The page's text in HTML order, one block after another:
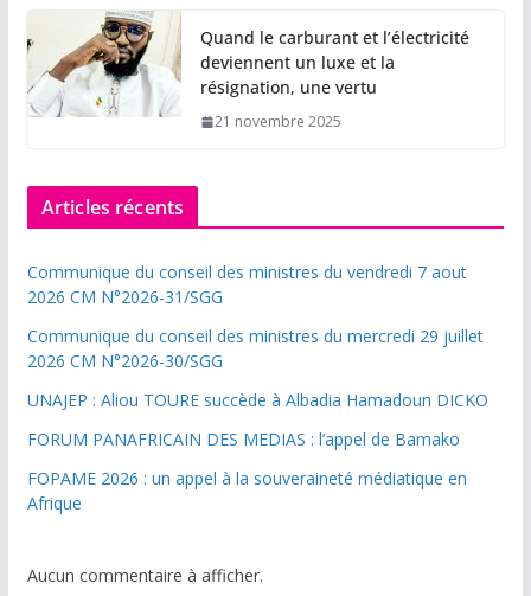
Quand le carburant et l’électricité
deviennent un luxe et la
résignation, une vertu
21 novembre 2025
Articles récents
Communique du conseil des ministres du vendredi 7 aout
2026 CM N°2026-31/SGG
Communique du conseil des ministres du mercredi 29 juillet
2026 CM N°2026-30/SGG
UNAJEP : Aliou TOURE succède à Albadia Hamadoun DICKO
FORUM PANAFRICAIN DES MEDIAS : l’appel de Bamako
FOPAME 2026 : un appel à la souveraineté médiatique en
Afrique
Aucun commentaire à afficher.